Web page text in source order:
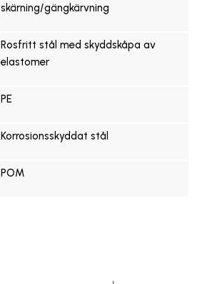
skärning/gängkärvning
Rosfritt stål med skyddskåpa av
elastomer
PE
Korrosionsskyddat stål
POM